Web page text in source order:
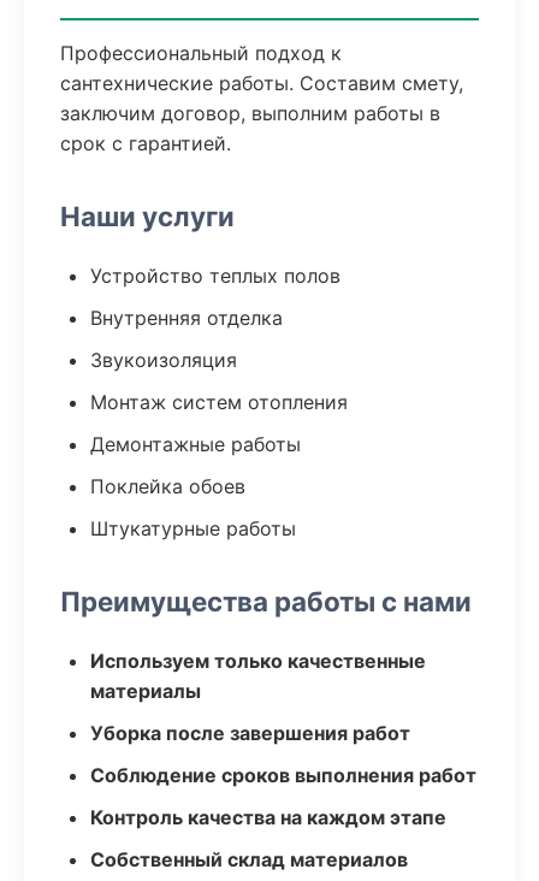
Профессиональный подход к
сантехнические работы. Составим смету,
заключим договор, выполним работы в
срок с гарантией.
Наши услуги
Устройство теплых полов
Внутренняя отделка
Звукоизоляция
Монтаж систем отопления
Демонтажные работы
Поклейка обоев
Штукатурные работы
Преимущества работы с нами
Используем только качественные
материалы
Уборка после завершения работ
Соблюдение сроков выполнения работ
Контроль качества на каждом этапе
Собственный склад материалов